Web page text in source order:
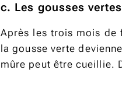
c. Les gousses vertes
Après les trois mois de
la gousse verte
mûre peut être cueillie.